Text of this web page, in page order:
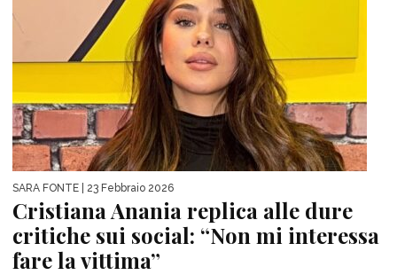
SARA FONTE | 23 Febbraio 2026
Cristiana Anania replica alle dure
critiche sui social: “Non mi interessa
fare la vittima”